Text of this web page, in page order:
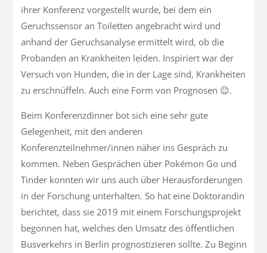
ihrer Konferenz vorgestellt wurde, bei dem ein
Geruchssensor an Toiletten angebracht wird und
anhand der Geruchsanalyse ermittelt wird, ob die
Probanden an Krankheiten leiden. Inspiriert war der
Versuch von Hunden, die in der Lage sind, Krankheiten
zu erschnüffeln. Auch eine Form von Prognosen 😉.
Beim Konferenzdinner bot sich eine sehr gute
Gelegenheit, mit den anderen
Konferenzteilnehmer/innen näher ins Gespräch zu
kommen. Neben Gesprächen über Pokémon Go und
Tinder konnten wir uns auch über Herausforderungen
in der Forschung unterhalten. So hat eine Doktorandin
berichtet, dass sie 2019 mit einem Forschungsprojekt
begonnen hat, welches den Umsatz des öffentlichen
Busverkehrs in Berlin prognostizieren sollte. Zu Beginn